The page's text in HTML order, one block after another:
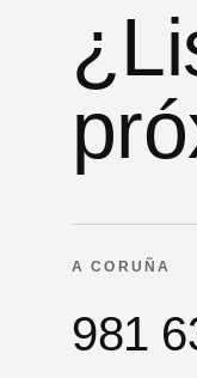
A CORUÑA
981